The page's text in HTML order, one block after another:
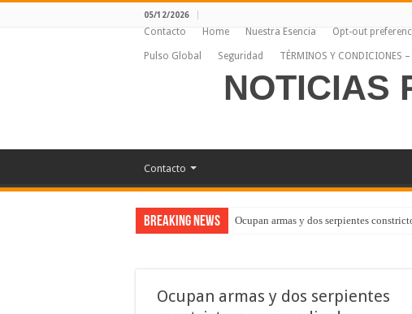
05/12/2026
Contacto Home Nuestra Esencia Opt-out
Pulso Global Seguridad TÉRMINOS Y CONDICIONES
NOTICIAS
Contacto
Breaking News Ocupan armas y dos serpientes
Ocupan armas y dos serpientes